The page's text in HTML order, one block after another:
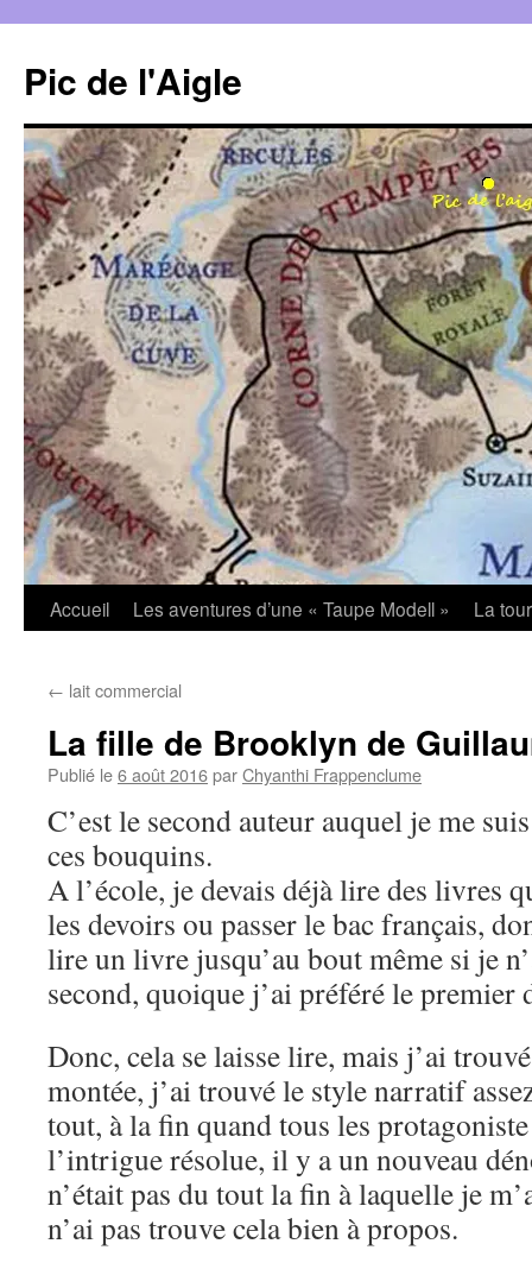
contenu
Pic de l'Aigle
Accueil Les aventures d’une « Taupe Modell » La
← lait commercial
La fille de Brooklyn de
Publié le6 août 2016parChyanthi Frappenclume
C’est le second auteur auquel je me
ces bouquins.
A l’école, je devais déjà lire des livres
les devoirs ou passer le bac français,
lire un livre jusqu’au bout même si je
second, quoique j’ai préféré le
Donc, cela se laisse lire, mais j’ai
montée, j’ai trouvé le style narratif
tout, à la fin quand tous les
l’intrigue résolue, il y a un nouveau
n’était pas du tout la fin à laquelle je
n’ai pas trouve cela bien à propos.